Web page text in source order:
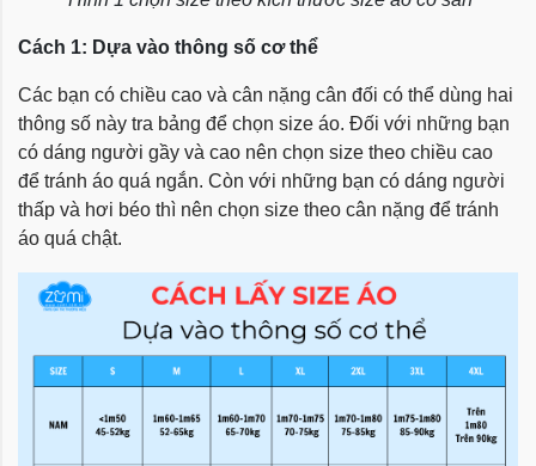
Cách 1: Dựa vào thông số cơ thể
Các bạn có chiều cao và cân nặng cân đối có thể dùng hai
thông số này tra bảng để chọn size áo. Đối với những bạn
có dáng người gầy và cao nên chọn size theo chiều cao
để tránh áo quá ngắn. Còn với những bạn có dáng người
thấp và hơi béo thì nên chọn size theo cân nặng để tránh
áo quá chật.